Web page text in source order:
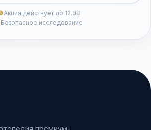
Акция действует до 12.08
Безопасное исследование